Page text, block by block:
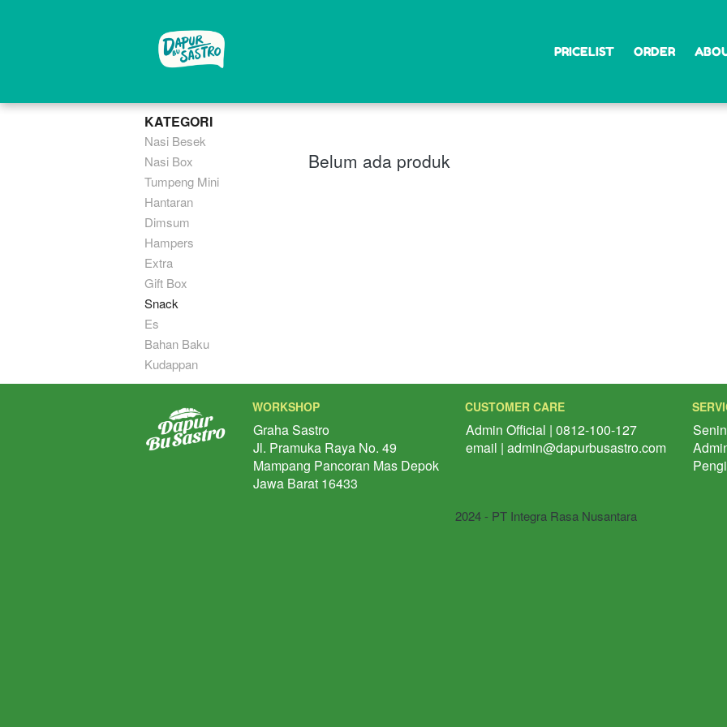
PRICELIST ORDER
PRICELIST ORDER
KATEGORI
Nasi Besek
Nasi Box
Tumpeng Mini
Hantaran
Dimsum
Hampers
Extra
Gift Box
Snack
Es
Bahan Baku
Kudappan
Belum ada produk
WORKSHOP
Graha Sastro
Jl. Pramuka Raya No. 49
Mampang Pancoran Mas Depok
Jawa Barat 16433
CUSTOMER CARE
Admin Official | 0812-100-127
email | admin@dapurbusastro.com
2024 - PT Integra Rasa Nusantara